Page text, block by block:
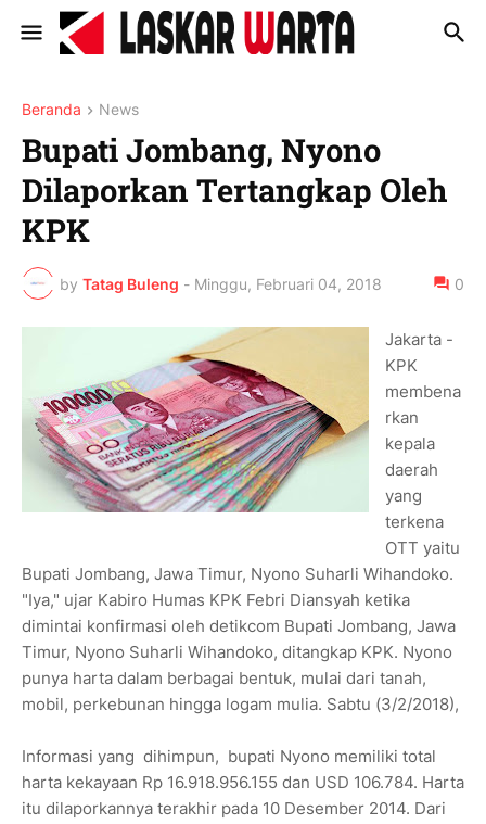
Beranda News
Bupati Jombang, Nyono
Dilaporkan Tertangkap Oleh
KPK
by Tatag Buleng - Minggu, Februari 04, 2018 0
Jakarta -
KPK
membena
rkan
kepala
daerah
yang
terkena
OTT yaitu
Bupati Jombang, Jawa Timur, Nyono Suharli Wihandoko.
"Iya," ujar Kabiro Humas KPK Febri Diansyah ketika
dimintai konfirmasi oleh detikcom Bupati Jombang, Jawa
Timur, Nyono Suharli Wihandoko, ditangkap KPK. Nyono
punya harta dalam berbagai bentuk, mulai dari tanah,
mobil, perkebunan hingga logam mulia. Sabtu (3/2/2018),
Informasi yang dihimpun, bupati Nyono memiliki total
harta kekayaan Rp 16.918.956.155 dan USD 106.784. Harta
itu dilaporkannya terakhir pada 10 Desember 2014. Dari